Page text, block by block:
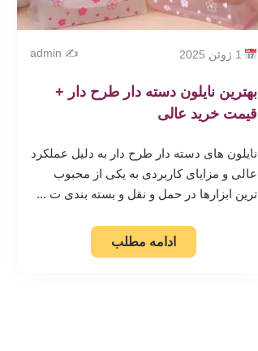
✍️ admin
بهترین نایلون دسته دار طرح دار +
قیمت خرید عالی
نایلون های دسته دار طرح دار به دلیل عملکرد
عالی و مزایای کاربردی به یکی از محبوب
ترین ابزارها در حمل و نقل و بسته بندی ت ...
ادامه مطلب